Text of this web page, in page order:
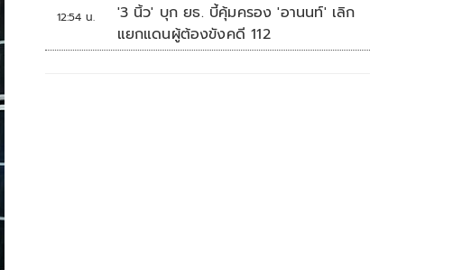
12:54 น.
'3 นิ้ว' บุก ยธ. บี้คุ้มครอง 'อานนท์' เลิก
แยกแดนผู้ต้องขังคดี 112